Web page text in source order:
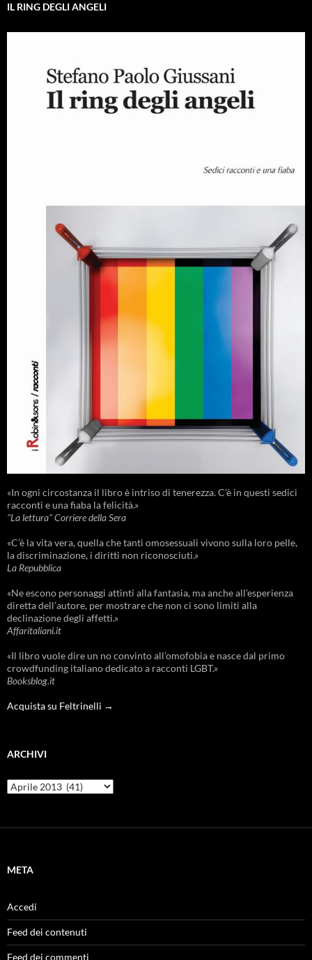
IL RING DEGLI ANGELI
«In ogni circostanza il libro è intriso di tenerezza. C'è in questi sedici
racconti e una fiaba la felicità.»
"La lettura" Corriere della Sera
«C’è la vita vera, quella che tanti omosessuali vivono sulla loro pelle,
la discriminazione, i diritti non riconosciuti.»
La Repubblica
«Ne escono personaggi attinti alla fantasia, ma anche all’esperienza
diretta dell’autore, per mostrare che non ci sono limiti alla
declinazione degli affetti.»
Affaritaliani.it
«Il libro vuole dire un no convinto all’omofobia e nasce dal primo
crowdfunding italiano dedicato a racconti LGBT.»
Booksblog.it
Acquista su Feltrinelli →
ARCHIVI
Archivi
META
Accedi
Feed dei contenuti
Feed dei commenti